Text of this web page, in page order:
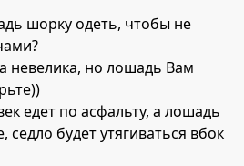
шорку одеть, чтобы не
невелика, но лошадь Вам
едет по асфальту, а лошадь
седло будет утягиваться вбок